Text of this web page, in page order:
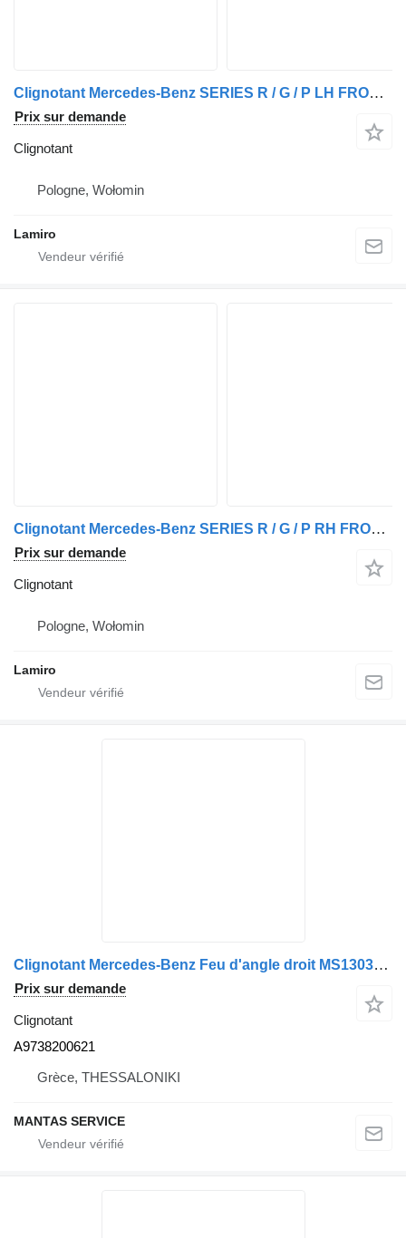
Clignotant Mercedes-Benz SERIES R / G / P LH FRONT BUMPER (LOW) pour camion Scania ATEGO MP4 12T (2013-)
Prix sur demande
Clignotant
Pologne, Wołomin
Lamiro
Clignotant Mercedes-Benz SERIES R / G / P RH FRONT BUMPER (LOW) pour camion Scania ATEGO MP4 12T (2013-)
Prix sur demande
Clignotant
Pologne, Wołomin
Lamiro
Clignotant Mercedes-Benz Feu d'angle droit MS130386 - Pièces de rechange A9738200621 pour camion
Prix sur demande
Clignotant
A9738200621
Grèce, THESSALONIKI
MANTAS SERVICE